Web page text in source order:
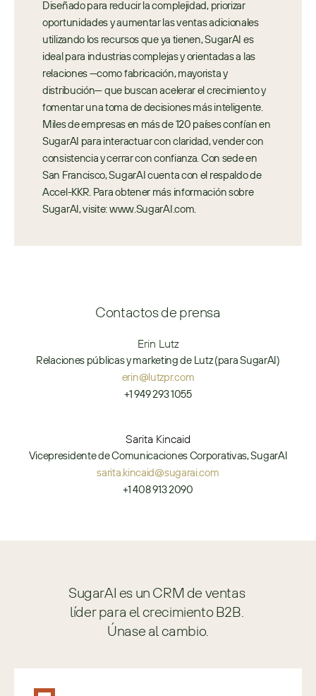
Diseñado para reducir la complejidad, priorizar
oportunidades y aumentar las ventas adicionales
utilizando los recursos que ya tienen, SugarAI es
ideal para industrias complejas y orientadas a las
relaciones —como fabricación, mayorista y
distribución— que buscan acelerar el crecimiento y
fomentar una toma de decisiones más inteligente.
Miles de empresas en más de 120 países confían en
SugarAI para interactuar con claridad, vender con
consistencia y cerrar con confianza. Con sede en
San Francisco, SugarAI cuenta con el respaldo de
Accel-KKR. Para obtener más información sobre
SugarAI, visite: www.SugarAI.com.
Contactos de prensa
Erin Lutz
Relaciones públicas y marketing de Lutz (para SugarAI)
erin@lutzpr.com
+1 949 293 1055
Sarita Kincaid
Vicepresidente de Comunicaciones Corporativas, SugarAI
sarita.kincaid@sugarai.com
+1 408 913 2090
SugarAI es un CRM de ventas
líder para el crecimiento B2B.
Únase al cambio.